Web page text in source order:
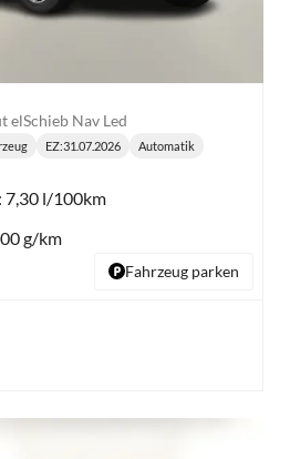
elSchieb Nav Led
EZ:31.07.2026
Getriebe:
Automatik
7,30 l/100km
g/km
Fahrzeug parken